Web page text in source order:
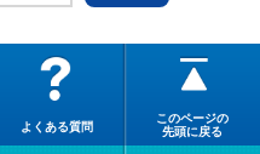
よくある質問
このページの
先頭に戻る